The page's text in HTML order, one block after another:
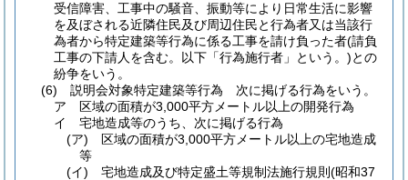
受信障害、工事中の騒音、振動等により日常生活に影響
を及ぼされる近隣住民及び周辺住民と行為者又は当該行
為者から特定建築等行為に係る工事を請け負った者(請負
工事の下請人を含む。以下「行為施行者」という。)との
紛争をいう。
(6)
説明会対象特定建築等行為 次に掲げる行為をいう。
ア
区域の面積が3,000平方メートル以上の開発行為
イ
宅地造成等のうち、次に掲げる行為
(ア)
区域の面積が3,000平方メートル以上の宅地造成
等
(イ)
宅地造成及び特定盛土等規制法施行規則(昭和37